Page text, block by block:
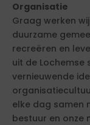
Organisatie
Graag werken
duurzame
recreëren en
uit de Lochemse
vernieuwende
elke dag samen
bestuur en onze